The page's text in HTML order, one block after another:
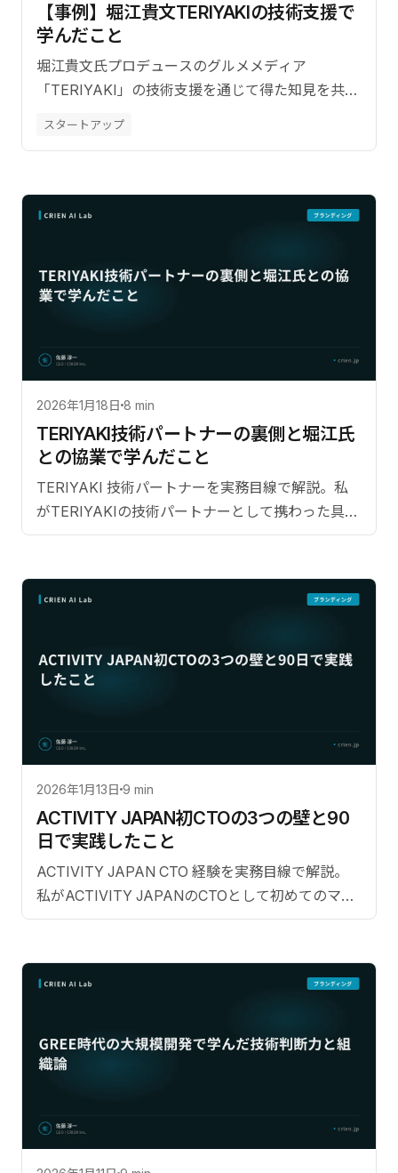
【事例】堀江貴文TERIYAKIの技術支援で
学んだこと
堀江貴文氏プロデュースのグルメメディア
「TERIYAKI」の技術支援を通じて得た知見を共
スタートアップ
2026年1月18日 8 min
TERIYAKI技術パートナーの裏側と堀江氏
との協業で学んだこと
TERIYAKI 技術パートナーを実務目線で解説。私
がTERIYAKIの技術パートナーとして携わった具体
的な開発プロセス。【監修：佐藤淳一（CRIEN
2026年1月13日 9 min
ACTIVITY JAPAN初CTOの3つの壁と90
日で実践したこと
ACTIVITY JAPAN CTO 経験を実務目線で解説。
私がACTIVITY JAPANのCTOとして初めてのマネ
ジメントで直面した課題と解決策。【監修：佐藤